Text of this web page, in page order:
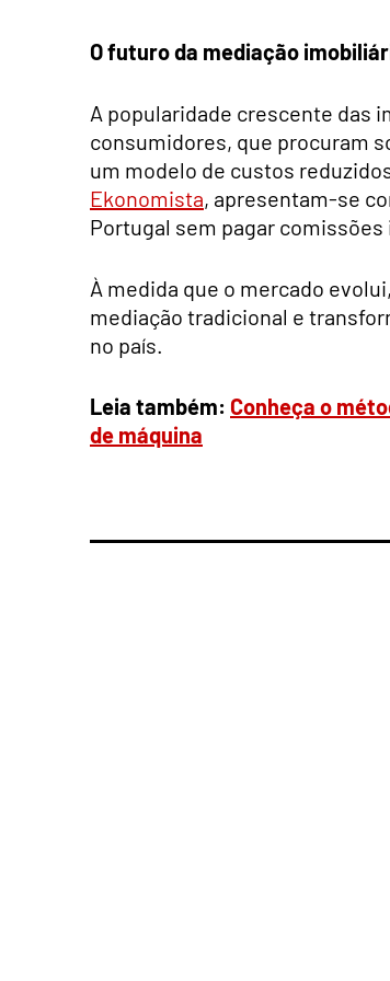
O futuro da mediação
A popularidade crescente das
consumidores, que procuram
um modelo de custos
Ekonomista, apresentam-se
Portugal sem pagar
À medida que o mercado
mediação tradicional e
no país.
Leia também: Conheça o
de máquina